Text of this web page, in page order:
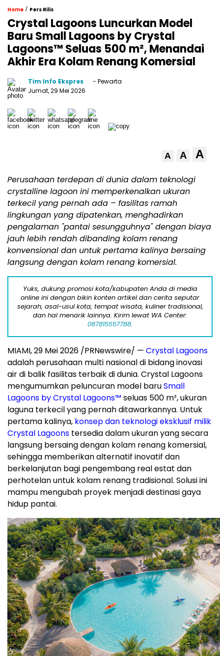
Home / Pers Rilis
Crystal Lagoons Luncurkan Model
Baru Small Lagoons by Crystal
Lagoons™ Seluas 500 m², Menandai
Akhir Era Kolam Renang Komersial
Tim Info Ekspres
- Pewarta
Jumat, 29 Mei 2026
A A A
Perusahaan terdepan di dunia dalam teknologi
crystalline lagoon ini memperkenalkan ukuran
terkecil yang pernah ada – fasilitas ramah
lingkungan yang dipatenkan, menghadirkan
pengalaman "pantai sesungguhnya" dengan biaya
jauh lebih rendah dibanding kolam renang
konvensional dan untuk pertama kalinya bersaing
langsung dengan kolam renang komersial.
Yuks, dukung promosi kota/kabupaten Anda di media
online ini dengan bikin konten artikel dan cerita seputar
sejarah, asal-usul kota, tempat wisata, kuliner tradisional,
dan hal menarik lainnya. Kirim lewat WA Center:
087815557788.
MIAMI,29 Mei 2026 /PRNewswire/ — Crystal Lagoons
adalah perusahaan multi nasional di bidang inovasi
air di balik fasilitas terbaik di dunia. Crystal Lagoons
mengumumkan peluncuran model baruSmall
Lagoons by Crystal Lagoons™ seluas 500 m², ukuran
laguna terkecil yang pernah ditawarkannya. Untuk
pertama kalinya, konsep dan teknologi eksklusif milik
Crystal Lagoons tersedia dalam ukuran yang secara
langsung bersaing dengan kolam renang komersial,
sehingga memberikan alternatif inovatif dan
berkelanjutan bagi pengembang real estat dan
perhotelan untuk kolam renang tradisional. Solusi ini
mampu mengubah proyek menjadi destinasi gaya
hidup pantai.